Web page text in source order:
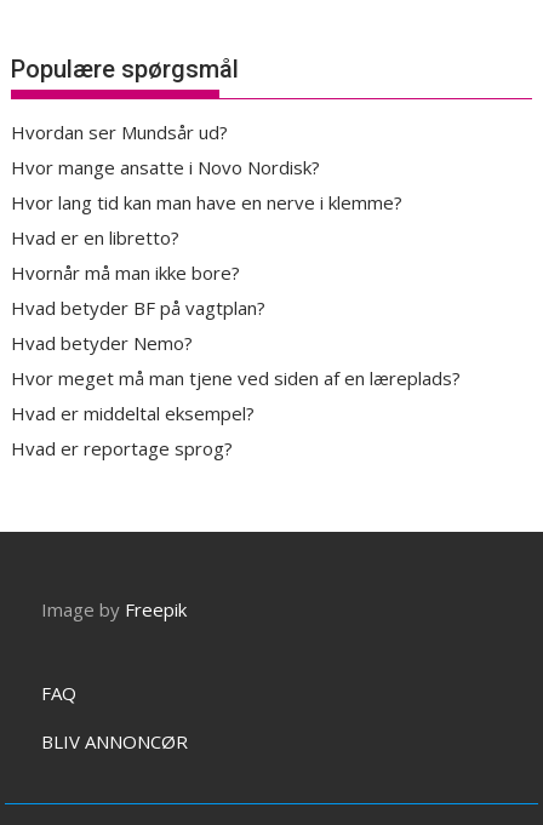
Populære spørgsmål
Hvordan ser Mundsår ud?
Hvor mange ansatte i Novo Nordisk?
Hvor lang tid kan man have en nerve i klemme?
Hvad er en libretto?
Hvornår må man ikke bore?
Hvad betyder BF på vagtplan?
Hvad betyder Nemo?
Hvor meget må man tjene ved siden af en læreplads?
Hvad er middeltal eksempel?
Hvad er reportage sprog?
Image by Freepik
FAQ
BLIV ANNONCØR